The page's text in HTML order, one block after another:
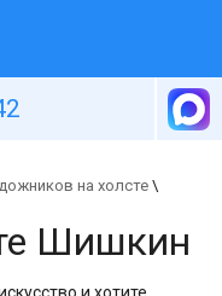
на холсте\
Шишкин